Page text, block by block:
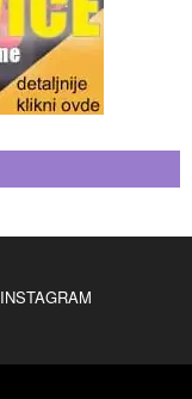
INSTAGRAM